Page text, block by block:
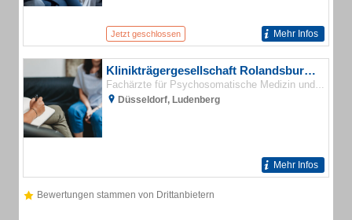
Jetzt geschlossen Mehr Infos
Klinikträgergesellschaft Rolandsburg GmbH Via Mentis
Fachärzte für Psychosomatische Medizin und Psychotherapie
Düsseldorf, Ludenberg
Mehr Infos
Bewertungen stammen von Drittanbietern